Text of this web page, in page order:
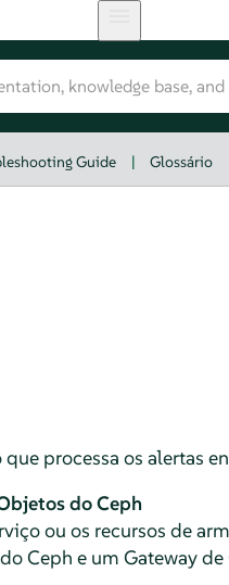
Guide | Glossário
processa os alertas
do Ceph
ou os recursos de
Ceph e um Gateway